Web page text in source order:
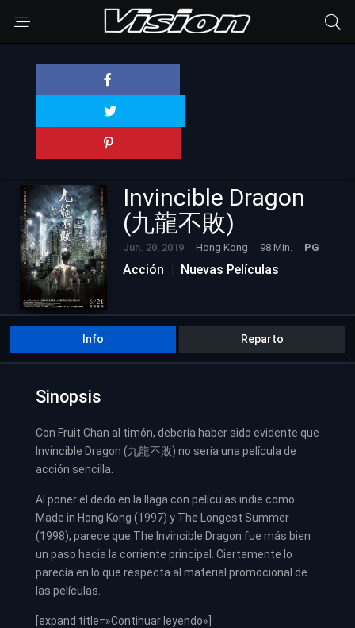
Invincible Dragon
(九龍不敗)
Jun. 20, 2019 Hong Kong 98 Min. PG
Acción Nuevas Películas
Info Reparto
Sinopsis
Con Fruit Chan al timón, debería haber sido evidente que
Invincible Dragon (九龍不敗) no sería una película de
acción sencilla.
Al poner el dedo en la llaga con películas indie como
Made in Hong Kong (1997) y The Longest Summer
(1998), parece que The Invincible Dragon fue más bien
un paso hacia la corriente principal. Ciertamente lo
parecía en lo que respecta al material promocional de
las películas.
[expand title=»Continuar leyendo»]